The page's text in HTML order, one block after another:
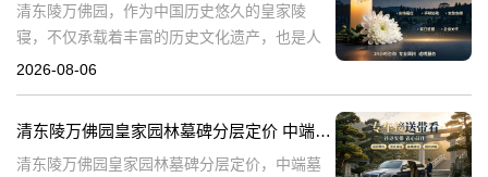
清东陵万佛园，作为中国历史悠久的皇家陵
寝，不仅承载着丰富的历史文化遗产，也是人
们缅怀先人、寄托哀思的重要场所。近年来，
清
2026-08-06
清东陵万佛园皇家园林墓碑分层定价 中端墓位限时大额让利详解
清东陵万佛园皇家园林墓碑分层定价，中端墓